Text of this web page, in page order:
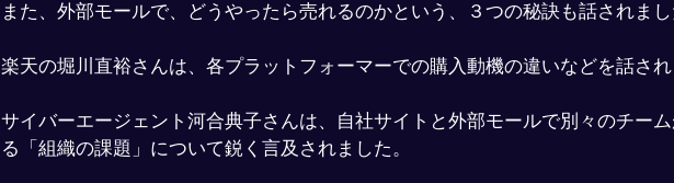
また、外部モールで、どうやったら売れるのかという、３つの秘訣も話されまし
楽天の堀川直裕さんは、各プラットフォーマーでの購入動機の違いなどを話され
サイバーエージェント河合典子さんは、自社サイトと外部モールで別々のチー
る「組織の課題」について鋭く言及されました。